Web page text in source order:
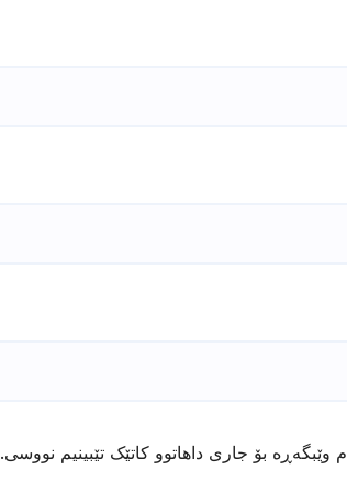
بۆ جاری داهاتوو کاتێک تێبینیم نووسی.